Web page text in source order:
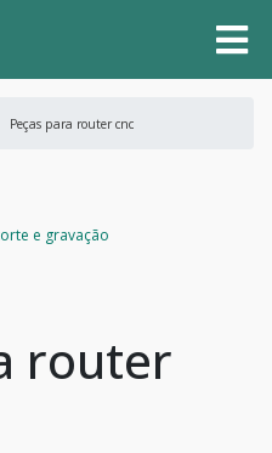
Peças para router cnc
e gravação
router